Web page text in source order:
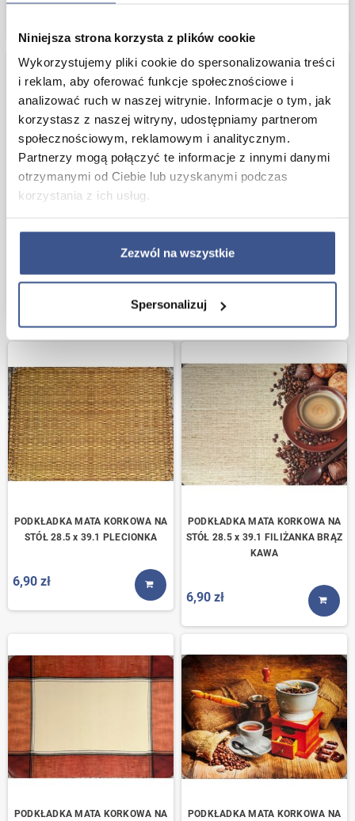
Niniejsza strona korzysta z plików cookie
Wykorzystujemy pliki cookie do spersonalizowania treści
i reklam, aby oferować funkcje społecznościowe i
analizować ruch w naszej witrynie. Informacje o tym, jak
korzystasz z naszej witryny, udostępniamy partnerom
społecznościowym, reklamowym i analitycznym.
Partnerzy mogą połączyć te informacje z innymi danymi
otrzymanymi od Ciebie lub uzyskanymi podczas
korzystania z ich usług.
Zezwól na wszystkie
Spersonalizuj
PODKŁADKA MATA KORKOWA NA
STÓŁ 28.5 x 39.1 KOREK SZNUREK
6,90 zł
KUP TERAZ
PODKŁADKA MATA KORKOWA NA
6,90 zł
PODKŁADKA MATA KORKOWA NA
STÓŁ 28.5 x 39.1 PLECIONKA
6,90 zł
KUP TERAZ
PODKŁADKA MATA KORKOWA NA
STÓŁ 28.5 x 39.1 FILIŻANKA BRĄZ
KAWA
6,90 zł
KUP
PODKŁADKA MATA KORKOWA NA
PODKŁADKA MATA KORKOWA NA